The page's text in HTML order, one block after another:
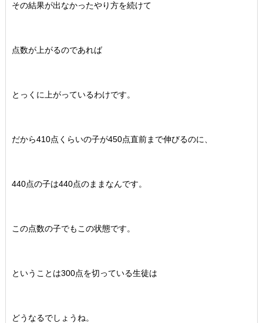
その結果が出なかったやり方を続けて
点数が上がるのであれば
とっくに上がっているわけです。
だから410点くらいの子が450点直前まで伸びるのに、
440点の子は440点のままなんです。
この点数の子でもこの状態です。
ということは300点を切っている生徒は
どうなるでしょうね。